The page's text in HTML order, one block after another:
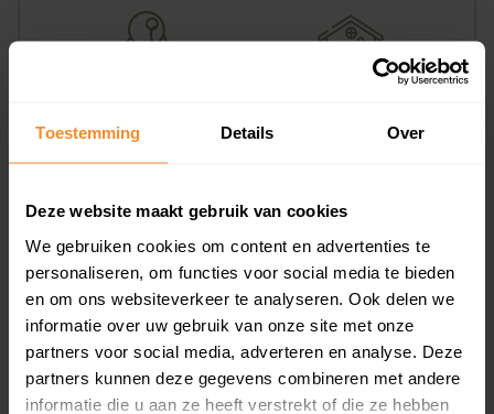
Toestemming Details Over
Deze website maakt gebruik van cookies
We gebruiken cookies om content en advertenties te
personaliseren, om functies voor social media te bieden
en om ons websiteverkeer te analyseren. Ook delen we
informatie over uw gebruik van onze site met onze
partners voor social media, adverteren en analyse. Deze
partners kunnen deze gegevens combineren met andere
informatie die u aan ze heeft verstrekt of die ze hebben
Appartementen
aandeel van totale woningen
0%